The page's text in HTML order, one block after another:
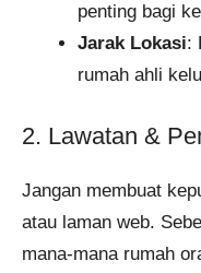
penting bagi
Jarak Lokasi:
rumah ahli
2. Lawatan &
Jangan membuat
atau laman web.
mana-mana rumah